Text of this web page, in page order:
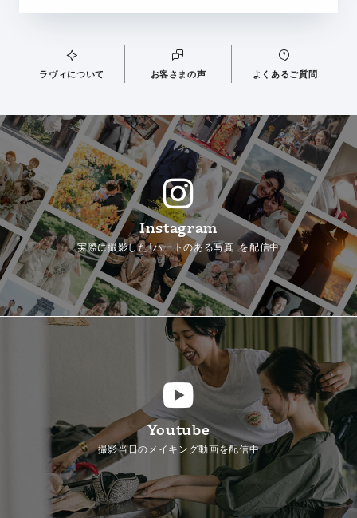
ラヴィについて お客さまの声 よくあるご質問
Instagram
実際に撮影した「ハートのある写真」を配信中
Youtube
撮影当日のメイキング動画を配信中